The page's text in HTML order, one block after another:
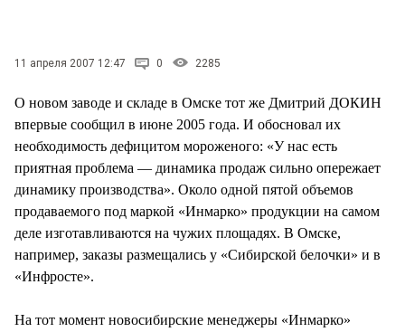
СТИЛЬ ЖИЗНИ
11 апреля 2007 12:47 0 2285
О новом заводе и складе в Омске тот же Дмитрий ДОКИН
впервые сообщил в июне 2005 года. И обосновал их
необходимость дефицитом мороженого: «У нас есть
приятная проблема — динамика продаж сильно опережает
динамику производства». Около одной пятой объемов
продаваемого под маркой «Инмарко» продукции на самом
деле изготавливаются на чужих площадях. В Омске,
например, заказы размещались у «Сибирской белочки» и в
«Инфросте».
На тот момент новосибирские менеджеры «Инмарко»